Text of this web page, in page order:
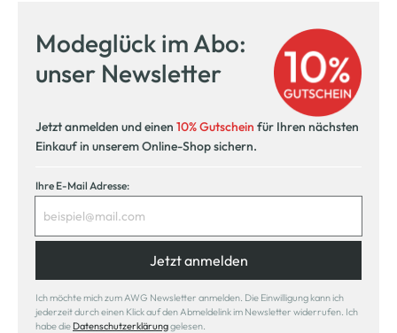
Modeglück im Abo:
unser Newsletter
Jetzt anmelden und einen 10% Gutschein für Ihren nächsten
Einkauf in unserem Online-Shop sichern.
Ihre E-Mail Adresse:
Jetzt anmelden
Ich möchte mich zum AWG Newsletter anmelden. Die Einwilligung kann ich
jederzeit durch einen Klick auf den Abmeldelink im Newsletter widerrufen. Ich
habe die Datenschutzerklärunggelesen.